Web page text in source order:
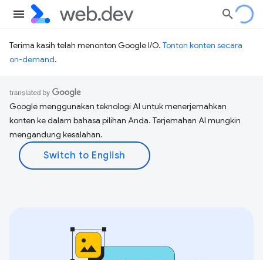
Terima kasih telah menonton Google I/O. Tonton konten secara
on-demand.
Google menggunakan teknologi AI untuk menerjemahkan
konten ke dalam bahasa pilihan Anda. Terjemahan AI mungkin
mengandung kesalahan.